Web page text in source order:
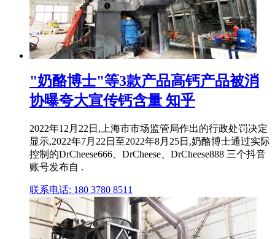
"奶酪博士"等3款产品高钙产品被消
协曝夸大宣传钙含量 知乎
2022年12月22日,上海市市场监管局作出的行政处罚决定
显示,2022年7月22日至2022年8月25日,奶酪博士通过实际
控制的DrCheese666、DrCheese、DrCheese888 三个抖音
账号发布自 .
联系电话: 180 3780 8511